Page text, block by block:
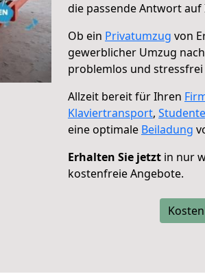
die passende Antwort
Ob ein Privatumzug von
gewerblicher Umzug
problemlos und
Allzeit bereit für Ihren
Klaviertransport,
eine optimale Beiladung
Erhalten Sie jetzt in nur
kostenfreie Angebote.